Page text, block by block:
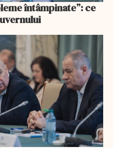
întâmpinate”: ce